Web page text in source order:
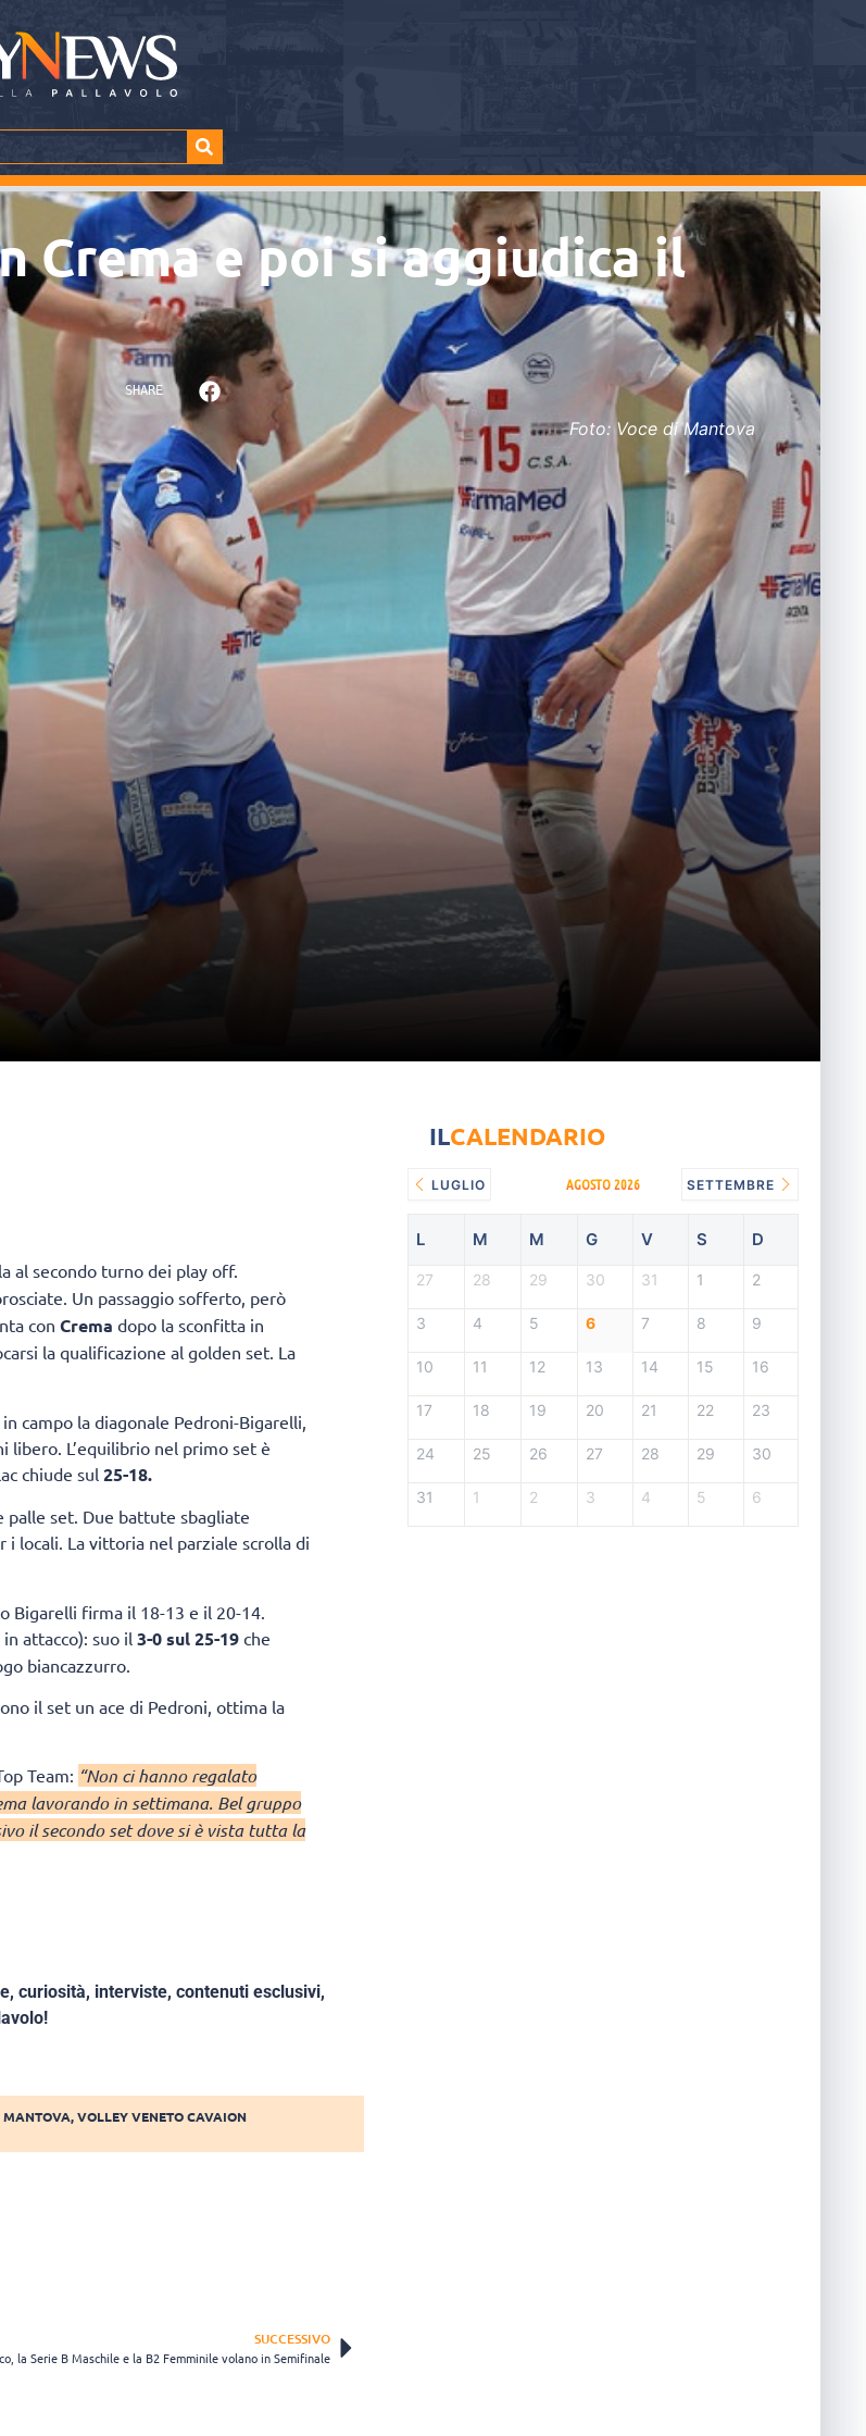
Crema e poi si aggiudica il
SHARE
Foto: Voce di Mantova
al secondo turno dei play off.
Un passaggio sofferto, però
con Crema dopo la sconfitta in
la qualificazione al golden set. La
campo la diagonale Pedroni-Bigarelli,
libero. L’equilibrio nel primo set è
chiude sul 25-18.
palle set. Due battute sbagliate
i locali. La vittoria nel parziale scrolla di
Bigarelli firma il 18-13 e il 20-14.
attacco): suo il 3-0 sul 25-19 che
biancazzurro.
il set un ace di Pedroni, ottima la
Team: “Non ci hanno regalato
lavorando in settimana. Bel gruppo
il secondo set dove si è vista tutta la
curiosità, interviste, contenuti esclusivi,
MANTOVA,VOLLEY VENETO CAVAION
SUCCESSIVO
la Serie B Maschile e la B2 Femminile volano in Semifinale
ILCALENDARIO
LUGLIO AGOSTO 2026 SETTEMBRE
L M M G V S D
27 28 29 30 31 1 2
3 4 5 6 7 8 9
10 11 12 13 14 15 16
17 18 19 20 21 22 23
24 25 26 27 28 29 30
31 1 2 3 4 5 6